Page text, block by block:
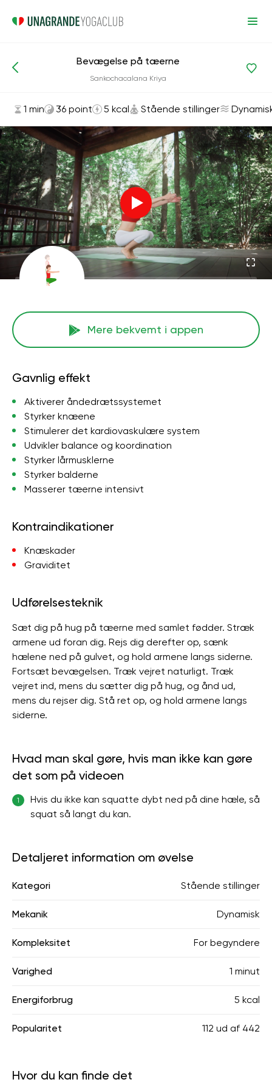
Asanas og øvelser Stående stillinger
Bevægelse på tæerne
Sankochacalana Kriya
1 min 36 point 5 kcal Stående stillinger
Mere bekvemt i appen
Gavnlig effekt
Aktiverer åndedrætssystemet
Styrker knæene
Stimulerer det kardiovaskulære system
Udvikler balance og koordination
Styrker lårmusklerne
Styrker balderne
Masserer tæerne intensivt
Kontraindikationer
Knæskader
Graviditet
Udførelsesteknik
Sæt dig på hug på tæerne med samlet fødder. Stræk
armene ud foran dig. Rejs dig derefter op, sænk
hælene ned på gulvet, og hold armene langs siderne.
Fortsæt bevægelsen. Træk vejret naturligt. Træk
vejret ind, mens du sætter dig på hug, og ånd ud,
mens du rejser dig. Stå ret op, og hold armene langs
siderne.
Hvad man skal gøre, hvis man ikke kan gøre
det som på videoen
1
Hvis du ikke kan squatte dybt ned på dine hæle, så
squat så langt du kan.
Detaljeret information om øvelse
Kategori Stående stillinger
Mekanik Dynamisk
Kompleksitet For begyndere
Varighed 1 minut
Energiforbrug 5 kcal
Popularitet 112 ud af 442
Hvor du kan finde det